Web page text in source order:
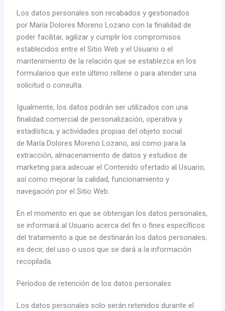
Los datos personales son recabados y gestionados
por María Dolores Moreno Lozano con la finalidad de
poder facilitar, agilizar y cumplir los compromisos
establecidos entre el Sitio Web y el Usuario o el
mantenimiento de la relación que se establezca en los
formularios que este último rellene o para atender una
solicitud o consulta.
Igualmente, los datos podrán ser utilizados con una
finalidad comercial de personalización, operativa y
estadística, y actividades propias del objeto social
de María Dolores Moreno Lozano, así como para la
extracción, almacenamiento de datos y estudios de
marketing para adecuar el Contenido ofertado al Usuario,
así como mejorar la calidad, funcionamiento y
navegación por el Sitio Web.
En el momento en que se obtengan los datos personales,
se informará al Usuario acerca del fin o fines específicos
del tratamiento a que se destinarán los datos personales;
es decir, del uso o usos que se dará a la información
recopilada.
Períodos de retención de los datos personales
Los datos personales solo serán retenidos durante el